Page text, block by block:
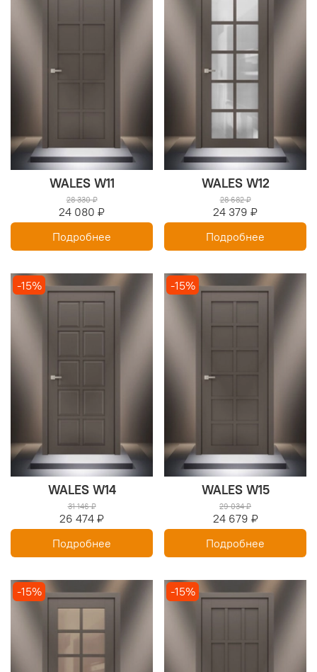
WALES W11
28 330 ₽
24 080 ₽
Подробнее
WALES W12
28 682 ₽
24 379 ₽
Подробнее
-15%
WALES W14
31 146 ₽
26 474 ₽
Подробнее
-15%
WALES W15
29 034 ₽
24 679 ₽
Подробнее
-15% -15%